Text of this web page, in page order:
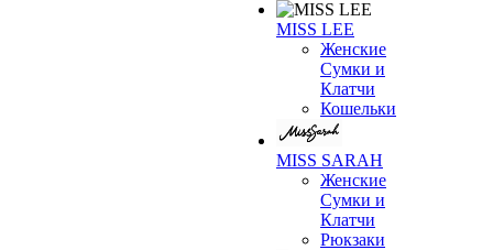
MISS LEE
Женские
Сумки и
Клатчи
Кошельки
MISS SARAH
Женские
Сумки и
Клатчи
Рюкзаки